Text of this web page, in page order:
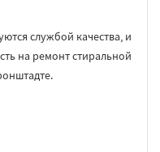
службой качества, и
на ремонт стиральной